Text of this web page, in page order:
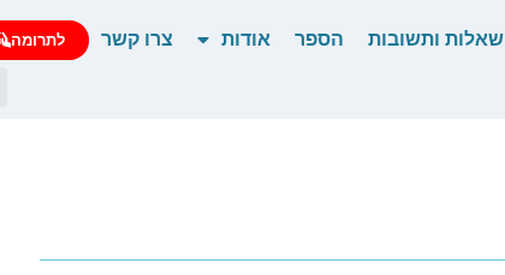
שאלות ותשובות הספר אודות צרו קשר לתרומה